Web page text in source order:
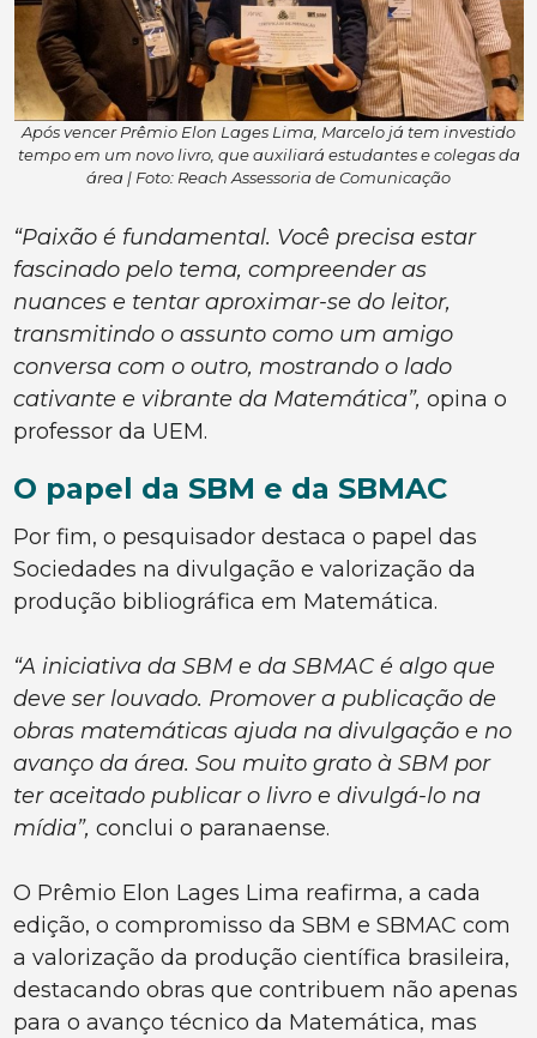
Após vencer Prêmio Elon Lages Lima, Marcelo já tem investido
tempo em um novo livro, que auxiliará estudantes e colegas da
área | Foto: Reach Assessoria de Comunicação
“Paixão é fundamental. Você precisa estar
fascinado pelo tema, compreender as
nuances e tentar aproximar-se do leitor,
transmitindo o assunto como um amigo
conversa com o outro, mostrando o lado
cativante e vibrante da Matemática”, opina o
professor da UEM.
O papel da SBM e da SBMAC
Por fim, o pesquisador destaca o papel das
Sociedades na divulgação e valorização da
produção bibliográfica em Matemática.
“A iniciativa da SBM e da SBMAC é algo que
deve ser louvado. Promover a publicação de
obras matemáticas ajuda na divulgação e no
avanço da área. Sou muito grato à SBM por
ter aceitado publicar o livro e divulgá-lo na
mídia”, conclui o paranaense.
O Prêmio Elon Lages Lima reafirma, a cada
edição, o compromisso da SBM e SBMAC com
a valorização da produção científica brasileira,
destacando obras que contribuem não apenas
para o avanço técnico da Matemática, mas